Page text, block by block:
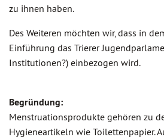
zu ihnen haben.
Des Weiteren möchten wir, dass in
Einführung das Trierer
Institutionen?) einbezogen wird.
Begründung:
Menstruationsprodukte gehören zu
Hygieneartikeln wie Toilettenpapier.